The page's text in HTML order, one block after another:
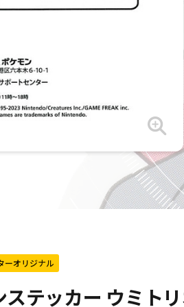
ーオリジナル
ステッカー ウミト